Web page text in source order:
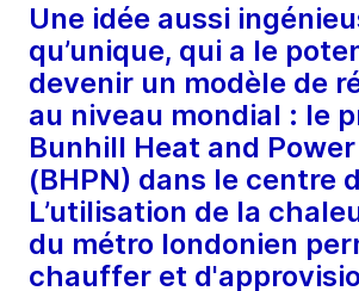
Une idée aussi
qu’unique, qui a le
devenir un modèle de
au niveau mondial : le
Bunhill Heat and
(BHPN) dans le centre
L’utilisation de la
du métro londonien
chauffer et